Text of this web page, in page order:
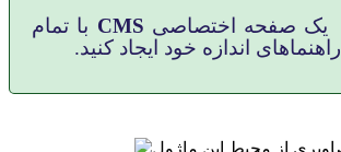
یک صفحه اختصاصی CMS با تمام
راهنماهای اندازه خود ایجاد کنید.